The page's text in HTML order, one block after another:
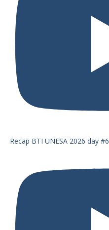
Recap BTI UNESA 2026 day #6